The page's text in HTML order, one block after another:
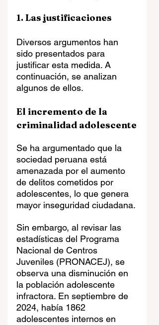
1. Las justificaciones
Diversos argumentos han
sido presentados para
justificar esta medida. A
continuación, se analizan
algunos de ellos.
El incremento de la
criminalidad adolescente
Se ha argumentado que la
sociedad peruana está
amenazada por el aumento
de delitos cometidos por
adolescentes, lo que genera
mayor inseguridad ciudadana.
Sin embargo, al revisar las
estadísticas del Programa
Nacional de Centros
Juveniles (PRONACEJ), se
observa una disminución en
la población adolescente
infractora. En septiembre de
2024, había 1862
adolescentes internos en